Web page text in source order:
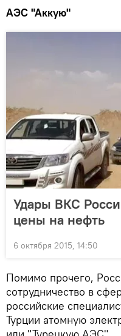
АЭС "Аккую"
Удары ВКС
цены на нефть
6 октября 2015, 14:50
Помимо прочего,
сотрудничество в
российские
Турции атомную